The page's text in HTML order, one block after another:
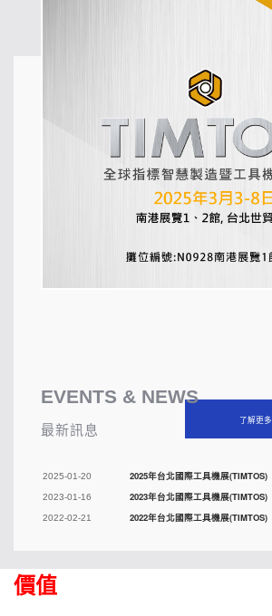
EVENTS & NEWS
最新訊息
了解更多
2025-01-20 2025年台北國際工具機展(TIMTOS)
2023-01-16 2023年台北國際工具機展(TIMTOS)
2022-02-21 2022年台北國際工具機展(TIMTOS)
價值